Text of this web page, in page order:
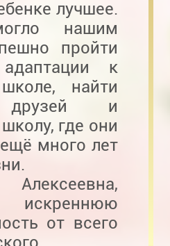
лучшее.
нашим
пройти
к
найти
и
где они
много лет
искреннюю
от всего